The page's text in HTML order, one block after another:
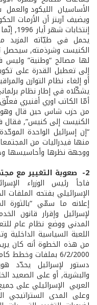
الأساسيان ­ الليكود والعمل
ويضيف آرينز أن الأزمات
يحمل في طيّاته المزيد
الكنيست وشرذمته, سيحصل
لها مصالح “وطنية”
إلى تعطيل القدرة على
أو إلغاء نظام التوازن
يشكّلاه في إطار نظام
أمّا الكاتب اوري أفنيري
الكنيست إلى كنيس”, فقال
“إن إسرائيل الواحدة
منها فيدراليات من
ووجهة نظرها وأحاسيسها
2- ­ صعوبة التغيير مع مجتمع تحكمه العنصرية المسلّحة
فاجأ رئيس الوزراء
الإسرائيلي بفتحه
إعلانه ما سمّي “بالثورة
لإسرائيل وإقرار قانون
المدني ووضع نظام عام
اللعبة السياسية
من هذه الخطوة أنه كان
6/2/2000 بملفات
دستور لإسرائيل يحدّد
والبشرية, أو على الصعيد
العربي ­ الإسرائيلي على
وعلى المدى الستراتيجي